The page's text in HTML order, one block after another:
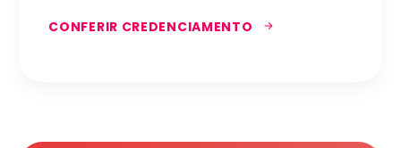
CONFERIR CREDENCIAMENTO